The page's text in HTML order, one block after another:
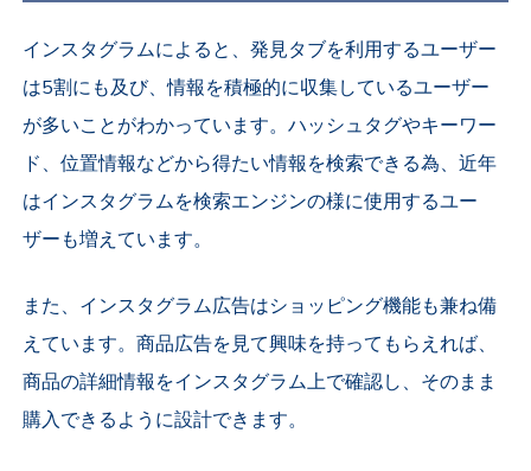
インスタグラムによると、発見タブを利用するユーザー
は5割にも及び、情報を積極的に収集しているユーザー
が多いことがわかっています。ハッシュタグやキーワー
ド、位置情報などから得たい情報を検索できる為、近年
はインスタグラムを検索エンジンの様に使用するユー
ザーも増えています。
また、インスタグラム広告はショッピング機能も兼ね備
えています。商品広告を見て興味を持ってもらえれば、
商品の詳細情報をインスタグラム上で確認し、そのまま
購入できるように設計できます。